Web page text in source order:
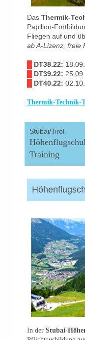
Das Thermik-
Papillon-
Fliegen auf und
ab A-Lizenz, freie
DT38.22:
DT39.22:
DT40.22:
Thermik-Technik-
Stubai/Tirol
Training
In der Stubai-